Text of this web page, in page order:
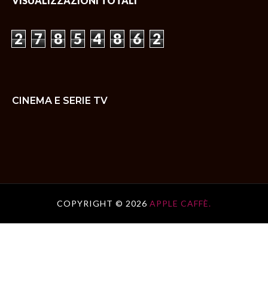
2 7 8 5 4 8 6 2
CINEMA E SERIE TV
COPYRIGHT © 2026 APPLE CAFFÈ.